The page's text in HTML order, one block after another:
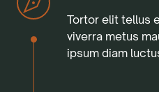
Tortor elit tellus
viverra metus
ipsum diam